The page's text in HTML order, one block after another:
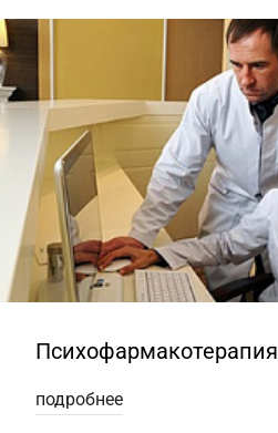
Психофармакотерапия
подробнее